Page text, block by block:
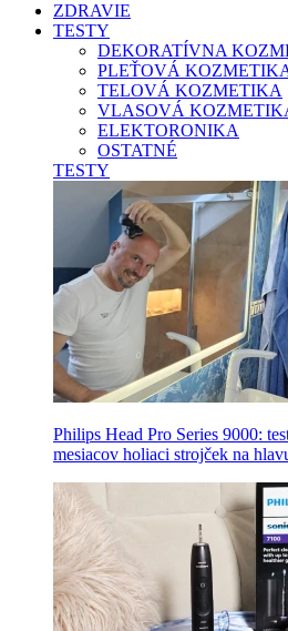
ZDRAVIE
TESTY
DEKORATÍVNA
PLEŤOVÁ
TELOVÁ KOZMETIKA
VLASOVÁ
ELEKTORONIKA
OSTATNÉ
TESTY
Philips Head Pro Series 9000:
mesiacov holiaci strojček na